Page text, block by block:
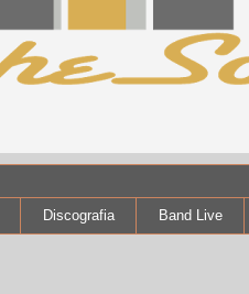
Discografia Band Live